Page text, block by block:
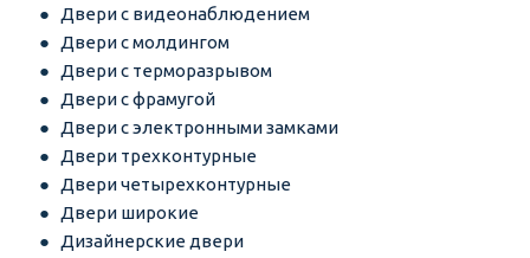
Двери с видеонаблюдением
Двери с молдингом
Двери с терморазрывом
Двери с фрамугой
Двери с электронными замками
Двери трехконтурные
Двери четырехконтурные
Двери широкие
Дизайнерские двери